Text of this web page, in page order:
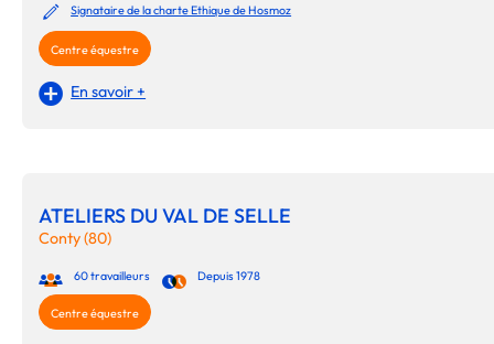
Signataire de la charte Ethique de Hosmoz
Centre équestre
En savoir +
ATELIERS DU VAL DE SELLE
Conty (80)
60 travailleurs Depuis 1978
Centre équestre